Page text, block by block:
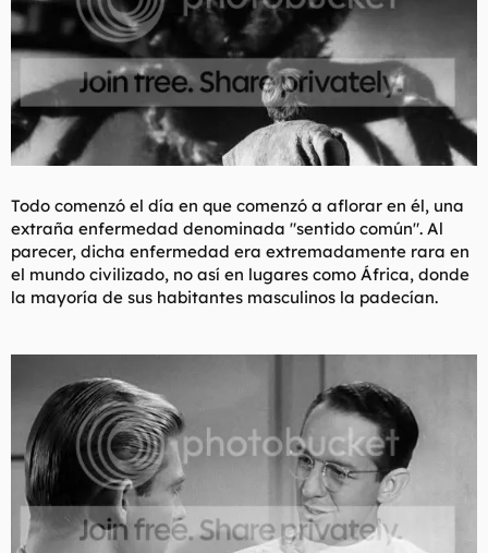
Todo comenzó el día en que comenzó a aflorar en él, una
extraña enfermedad denominada "sentido común". Al
parecer, dicha enfermedad era extremadamente rara en
el mundo civilizado, no así en lugares como África, donde
la mayoría de sus habitantes masculinos la padecían.